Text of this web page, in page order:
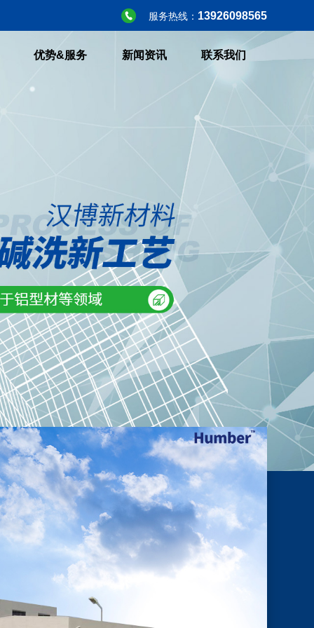
服务热线： 13926098565
优势&服务 新闻资讯 联系我们